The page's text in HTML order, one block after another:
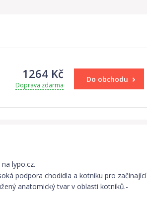
1264 Kč
Doprava zdarma
Do obchodu
lypo.cz.
podpora chodidla a kotníku pro začínající
anatomický tvar v oblasti kotníků.-